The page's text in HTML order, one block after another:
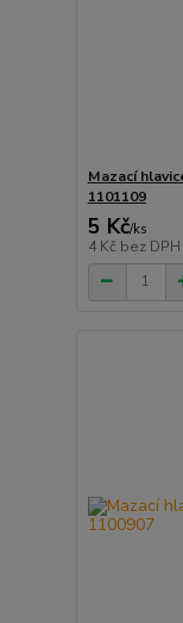
Mazací
1101109
5 Kč/ks
4 Kč bez DPH